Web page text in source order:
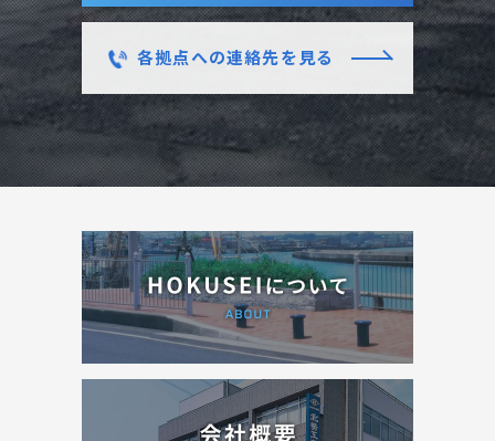
各拠点への連絡先を見る